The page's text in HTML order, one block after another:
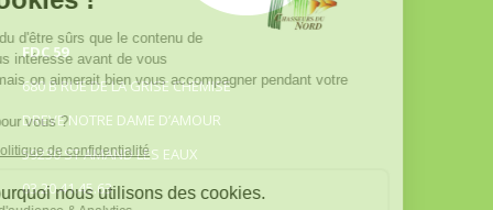
FDC 59
680 B RUE DE LA GRISE CHEMISE
DREVE NOTRE DAME D’AMOUR
59230 ST AMAND LES EAUX
03.20.41.45.63